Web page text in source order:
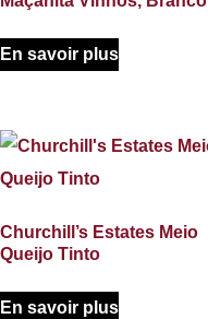
En savoir plus
Churchill’s Estates Meio
Queijo Tinto
En savoir plus